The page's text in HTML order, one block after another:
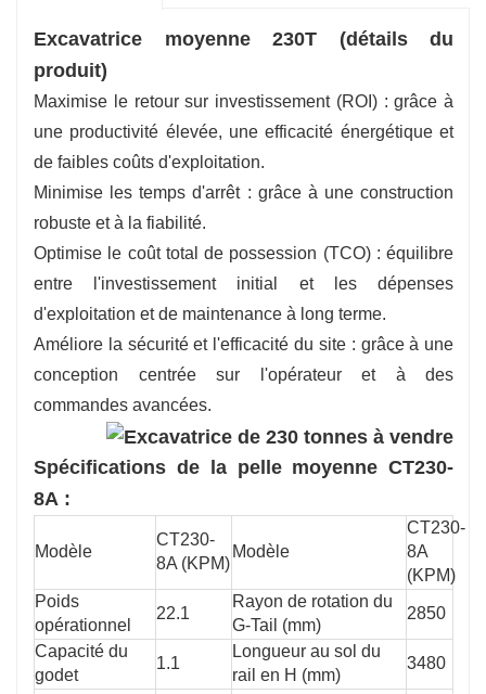
opérationnelle.
✅Performances puissantes : Équipé d'un
moteur à couple élevé et de systèmes
hydrauliques optimisés offrant une immense
force d'excavation et une puissance d'arrachage
pour un chargement efficace même des
matériaux les plus durs.
Excavatrice moyenne 230T (détails du
produit)
Maximise le retour sur investissement (ROI) : grâce à
une productivité élevée, une efficacité énergétique et
de faibles coûts d'exploitation.
Minimise les temps d'arrêt : grâce à une construction
robuste et à la fiabilité.
Optimise le coût total de possession (TCO) : équilibre
entre l'investissement initial et les dépenses
d'exploitation et de maintenance à long terme.
Améliore la sécurité et l'efficacité du site : grâce à une
conception centrée sur l'opérateur et à des
commandes avancées.
Spécifications de la pelle moyenne CT230-
8A :
Modèle
CT230-
8A (KPM)
Modèle
CT230-
8A
(KPM)
Poids
opérationnel
22.1
Rayon de rotation du
G-Tail (mm)
2850
Capacité du
godet
1.1
Longueur au sol du
rail en H (mm)
3480